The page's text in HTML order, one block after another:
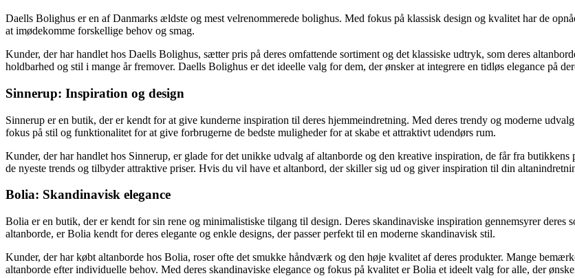
Daells Bolighus er en af ​​Danmarks ældste og mest velrenommerede bolighus. Med fokus på klassisk design og kvalitet har de
at imødekomme forskellige behov og smag.
Kunder, der har handlet hos Daells Bolighus, sætter pris på deres omfattende sortiment og det klassiske udtryk, som deres
holdbarhed og stil i mange år fremover. Daells Bolighus er det ideelle valg for dem, der ønsker at integrere en tidløs elegance på
Sinnerup: Inspiration og design
Sinnerup er en butik, der er kendt for at give kunderne inspiration til deres hjemmeindretning. Med deres trendy og moderne
fokus på stil og funktionalitet for at give forbrugerne de bedste muligheder for at skabe et attraktivt udendørs rum.
Kunder, der har handlet hos Sinnerup, er glade for det unikke udvalg af altanborde og den kreative inspiration, de får fra
de nyeste trends og tilbyder attraktive priser. Hvis du vil have et altanbord, der skiller sig ud og giver inspiration til din
Bolia: Skandinavisk elegance
Bolia er en butik, der er kendt for sin rene og minimalistiske tilgang til design. Deres skandinaviske inspiration gennemsyrer
altanborde, er Bolia kendt for deres elegante og enkle designs, der passer perfekt til en moderne skandinavisk stil.
Kunder, der har købt altanborde hos Bolia, roser ofte det smukke håndværk og den høje kvalitet af deres produkter. Mange
altanborde efter individuelle behov. Med deres skandinaviske elegance og fokus på kvalitet er Bolia et ideelt valg for alle, der